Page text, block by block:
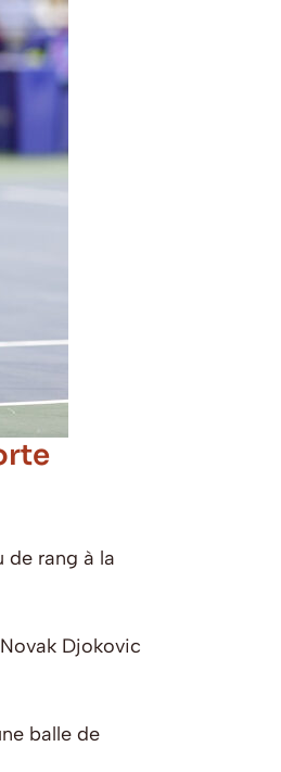
de rang à la
Djokovic
balle de